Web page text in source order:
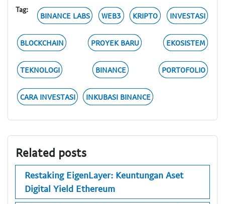
Tag:
BINANCE LABS WEB3 KRIPTO INVESTASI
BLOCKCHAIN PROYEK BARU EKOSISTEM
TEKNOLOGI BINANCE PORTOFOLIO
CARA INVESTASI INKUBASI BINANCE
Related posts
Restaking EigenLayer: Keuntungan Aset
Digital Yield Ethereum